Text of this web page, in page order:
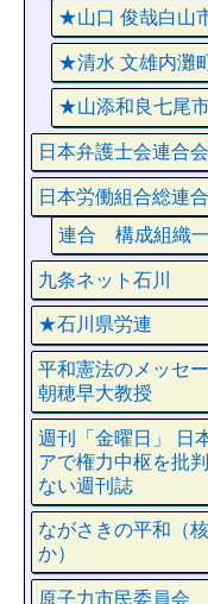
★山口 俊哉白山
★清水 文雄内灘
★山添和良七尾
日本弁護士会連合会
日本労働組合総連
連合 構成組織
九条ネット石川
★石川県労連
平和憲法のメッセ
朝穂早大教授
週刊「金曜日」 日
アで権力中枢を批
ない週刊誌
ながさきの平和（
か）
原子力市民委員会